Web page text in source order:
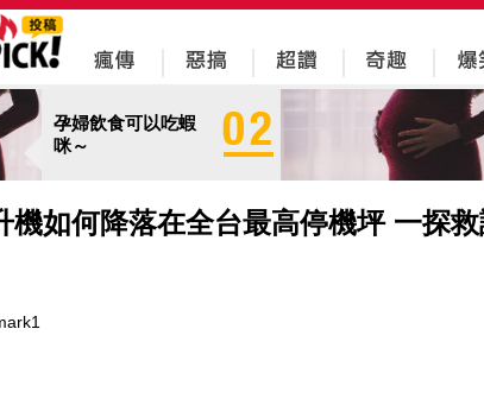
孕婦飲食可以吃蝦
咪～
機如何降落在全台最高停機坪 一探救